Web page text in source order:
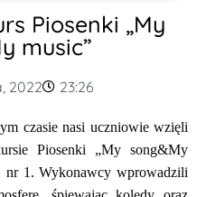
Piosenki „My
music”
2022 23:26
czasie nasi uczniowie wzięli
Piosenki „My song&My
nr 1. Wykonawcy wprowadzili